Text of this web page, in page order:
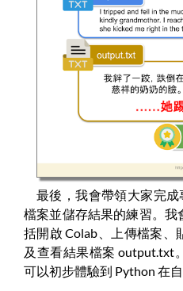
最後，我會帶領大家完
檔案並儲存結果的練習。
括開啟 Colab、上傳檔案、
及查看結果檔案 output.txt
可以初步體驗到 Python 在